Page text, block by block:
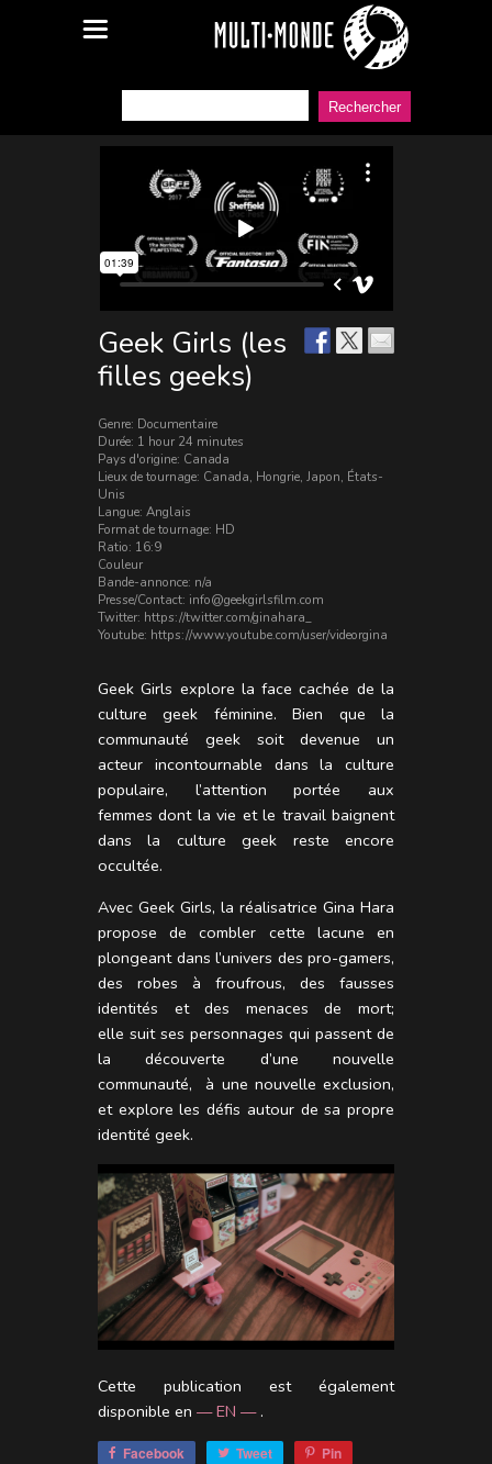
Geek Girls (les
filles geeks)
Genre: Documentaire
Durée: 1 hour 24 minutes
Pays d'origine: Canada
Lieux de tournage: Canada, Hongrie, Japon, États-
Unis
Langue: Anglais
Format de tournage: HD
Ratio: 16:9
Couleur
Bande-annonce: n/a
Presse/Contact: info@geekgirlsfilm.com
Twitter: https://twitter.com/ginahara_
Youtube: https://www.youtube.com/user/videorgina
Geek Girls explore la face cachée de la
culture geek féminine. Bien que la
communauté geek soit devenue un
acteur incontournable dans la culture
populaire, l’attention portée aux
femmes dont la vie et le travail baignent
dans la culture geek reste encore
occultée.
Avec Geek Girls, la réalisatrice Gina Hara
propose de combler cette lacune en
plongeant dans l’univers des pro-gamers,
des robes à froufrous, des fausses
identités et des menaces de mort;
elle suit ses personnages qui passent de
la découverte d’une nouvelle
communauté, à une nouvelle exclusion,
et explore les défis autour de sa propre
identité geek.
Cette publication est également
disponible en — EN — .
Facebook Tweet
Pin